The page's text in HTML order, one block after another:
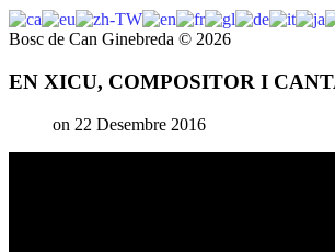
Bosc de Can Ginebreda © 2026
EN XICU, COMPOSITOR I
on 22 Desembre 2016